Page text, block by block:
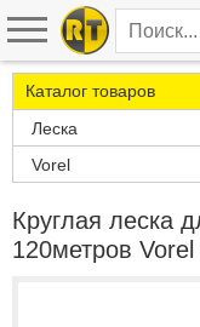
Каталог товаров
Леска
Vorel
Круглая леска
120метров